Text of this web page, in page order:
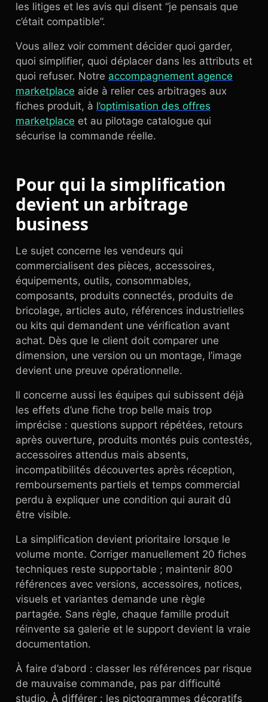
les litiges et les avis qui disent “je pensais que
c’était compatible”.
Vous allez voir comment décider quoi garder,
quoi simplifier, quoi déplacer dans les attributs et
quoi refuser. Notre accompagnement agence
marketplace aide à relier ces arbitrages aux
fiches produit, à l’optimisation des offres
marketplace et au pilotage catalogue qui
sécurise la commande réelle.
Pour qui la simplification
devient un arbitrage
business
Le sujet concerne les vendeurs qui
commercialisent des pièces, accessoires,
équipements, outils, consommables,
composants, produits connectés, produits de
bricolage, articles auto, références industrielles
ou kits qui demandent une vérification avant
achat. Dès que le client doit comparer une
dimension, une version ou un montage, l’image
devient une preuve opérationnelle.
Il concerne aussi les équipes qui subissent déjà
les effets d’une fiche trop belle mais trop
imprécise : questions support répétées, retours
après ouverture, produits montés puis contestés,
accessoires attendus mais absents,
incompatibilités découvertes après réception,
remboursements partiels et temps commercial
perdu à expliquer une condition qui aurait dû
être visible.
La simplification devient prioritaire lorsque le
volume monte. Corriger manuellement 20 fiches
techniques reste supportable ; maintenir 800
références avec versions, accessoires, notices,
visuels et variantes demande une règle
partagée. Sans règle, chaque famille produit
réinvente sa galerie et le support devient la vraie
documentation.
À faire d’abord : classer les références par risque
de mauvaise commande, pas par difficulté
studio. À différer : les pictogrammes décoratifs